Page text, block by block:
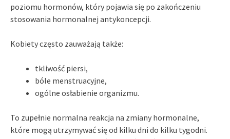
poziomu hormonów, który pojawia się po zakończeniu
stosowania hormonalnej antykoncepcji.
Kobiety często zauważają także:
tkliwość piersi,
bóle menstruacyjne,
ogólne osłabienie organizmu.
To zupełnie normalna reakcja na zmiany hormonalne,
które mogą utrzymywać się od kilku dni do kilku tygodni.